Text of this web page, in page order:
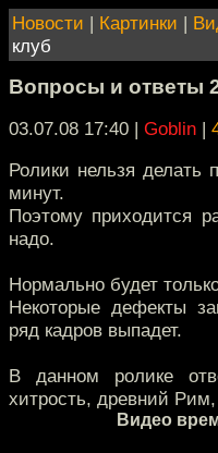
Новости | Картинки |
клуб
Вопросы и ответы
03.07.08 17:40 | Goblin |
Ролики нельзя делать
минут.
Поэтому приходится
надо.
Нормально будет
Некоторые дефекты
ряд кадров выпадет.
В данном ролике
хитрость, древний
Видео